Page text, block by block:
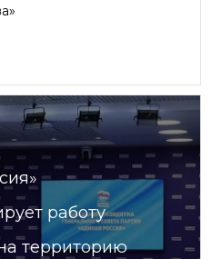
работу
территорию